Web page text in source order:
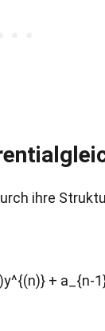
ihre
+ a_{n-